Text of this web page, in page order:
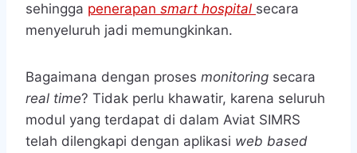
sehingga penerapan smart hospital secara
menyeluruh jadi memungkinkan.
Bagaimana dengan proses monitoring secara
real time? Tidak perlu khawatir, karena seluruh
modul yang terdapat di dalam Aviat SIMRS
telah dilengkapi dengan aplikasi web based